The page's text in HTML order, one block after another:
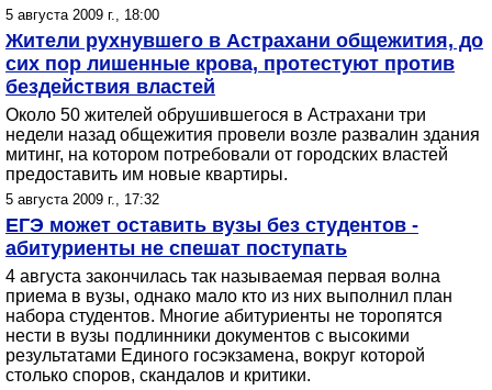
5 августа 2009 г., 18:00
Жители рухнувшего в Астрахани общежития, до
сих пор лишенные крова, протестуют против
бездействия властей
Около 50 жителей обрушившегося в Астрахани три
недели назад общежития провели возле развалин здания
митинг, на котором потребовали от городских властей
предоставить им новые квартиры.
5 августа 2009 г., 17:32
ЕГЭ может оставить вузы без студентов -
абитуриенты не спешат поступать
4 августа закончилась так называемая первая волна
приема в вузы, однако мало кто из них выполнил план
набора студентов. Многие абитуриенты не торопятся
нести в вузы подлинники документов с высокими
результатами Единого госэкзамена, вокруг которой
столько споров, скандалов и критики.